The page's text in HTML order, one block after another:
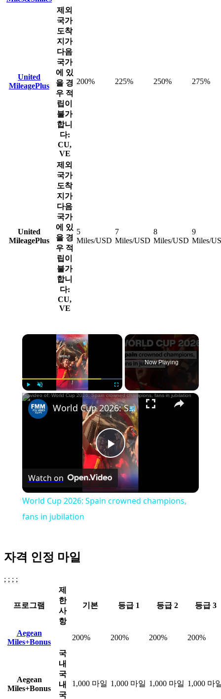
United
MileagePlus
제외
국가
도착
지가
다음
국가
에 있
을 경
우 적
립이
불가
합니
다:
CU,
VE
200% 225% 250% 275%
United
MileagePlus
제외
국가
도착
지가
다음
국가
에 있
을 경
우 적
립이
불가
합니
다:
CU,
VE
5
Miles/USD
7
Miles/USD
8
Miles/USD
9
Miles/
×
Play Unmute Fullscreen
Now Playing
×
Play
Video
World Cup 2026: Spain crowned champions, fans in jubilation
Watch on
World Cup 2026: Spain crowned champions,
fans in jubilation
자격 인정 마일
; ; ; ;
프로그램
제
한
사
항
기본 등급 1 등급 2 등급 3
Aegean
Miles+Bonus
200% 200% 200% 200%
Aegean
Miles+Bonus
국
내
국
내
국
1,000 마일 1,000 마일 1,000 마일 1,000 마